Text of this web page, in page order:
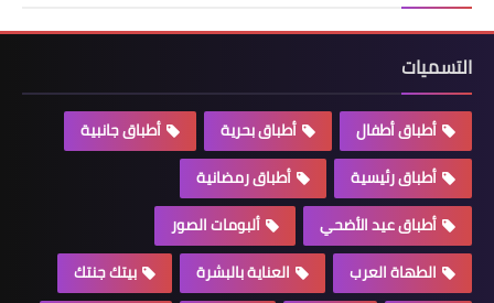
التسميات
أطباق أطفال أطباق بحرية
أطباق جانبية
أطباق رئيسية
أطباق رمضانية
أطباق عيد الأضحي
ألبومات الصور
الطهاة العرب
العناية بالبشرة
بيتك جنتك